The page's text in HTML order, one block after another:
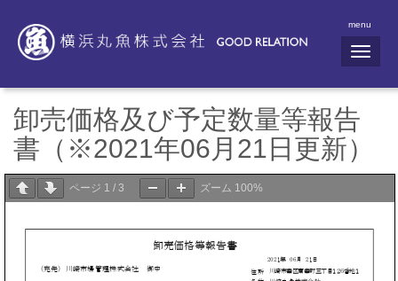
menu
N
a
i
n
卸売価格及び予定数量等報告
書（※2021年06月21日更新）
ページ 1 / 3 ズーム 100%